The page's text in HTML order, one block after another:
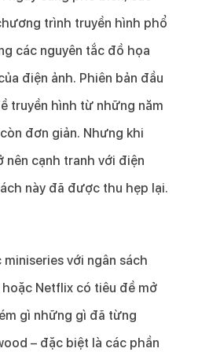
trình truyền hình phổ
các nguyên tắc đồ họa
điện ảnh. Phiên bản đầu
truyền hình từ những năm
đơn giản. Nhưng khi
nên cạnh tranh với điện
này đã được thu hẹp lại.
miniseries với ngân sách
hoặc Netflix có tiêu đề mở
gì những gì đã từng
– đặc biệt là các phần